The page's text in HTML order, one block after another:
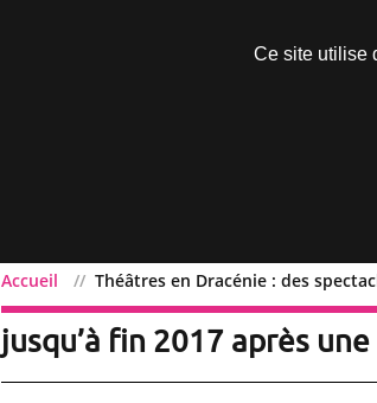
Accueil Théâtres en Dracénie : des
Théâtres en Dracénie :
jusqu’à fin 2017 après
Ce site utilise